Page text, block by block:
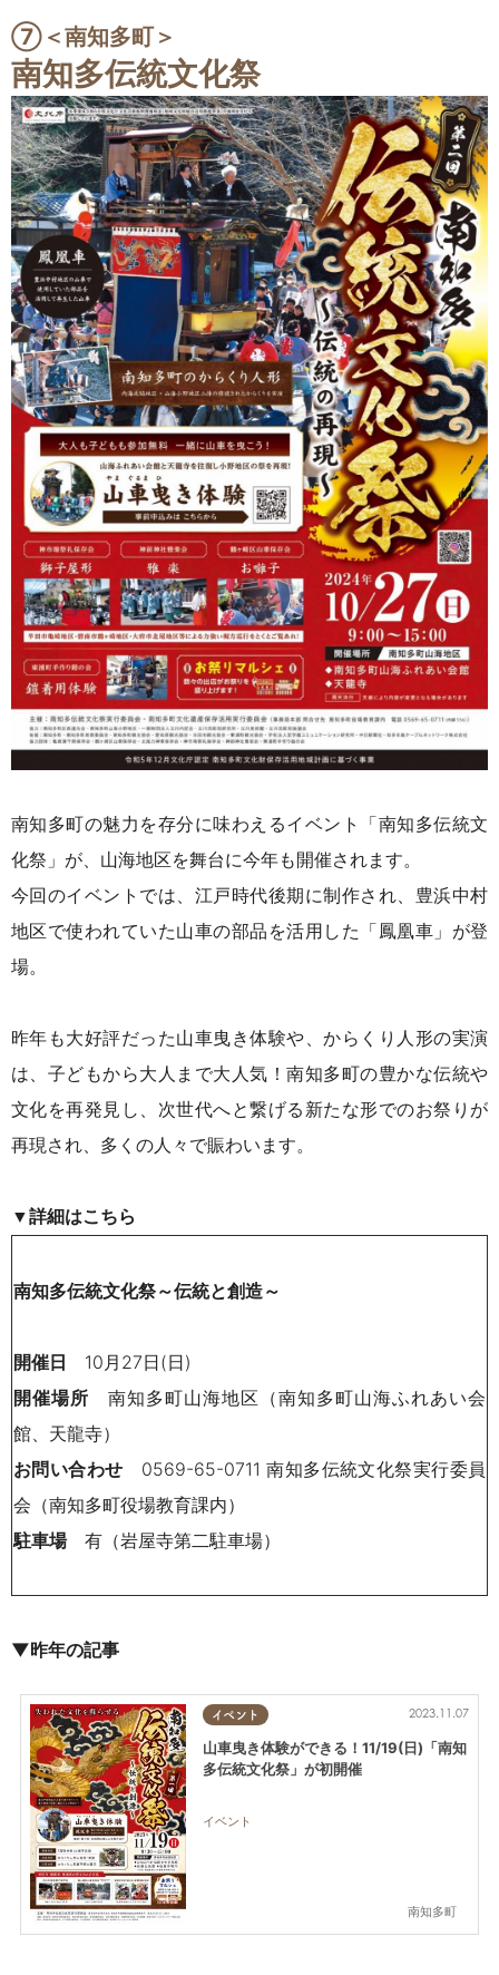
⑦＜南知多町＞
南知多伝統文化祭
南知多町の魅力を存分に味わえるイベント「南知多伝統文
化祭」が、山海地区を舞台に今年も開催されます。
今回のイベントでは、江戸時代後期に制作され、豊浜中村
地区で使われていた山車の部品を活用した「鳳凰車」が登
場。
昨年も大好評だった山車曳き体験や、からくり人形の実演
は、子どもから大人まで大人気！南知多町の豊かな伝統や
文化を再発見し、次世代へと繋げる新たな形でのお祭りが
再現され、多くの人々で賑わいます。
▼詳細はこちら
南知多伝統文化祭～伝統と創造～
開催日 10月27日(日)
開催場所
南知多町山海地区（南知多町山海ふれあい会
館、天龍寺）
お問い合わせ
0569-65-0711 南知多伝統文化祭実行委員
会（南知多町役場教育課内）
駐車場
有（岩屋寺第二駐車場）
▼昨年の記事
イベント
南知多町
2023.11.07
山車曳き体験ができる！11/19(日)「南知
多伝統文化祭」が初開催
イベント